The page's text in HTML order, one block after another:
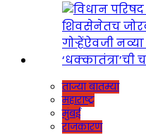
ताज्या बातम्या
महाराष्ट्र
मुंबई
राजकारण